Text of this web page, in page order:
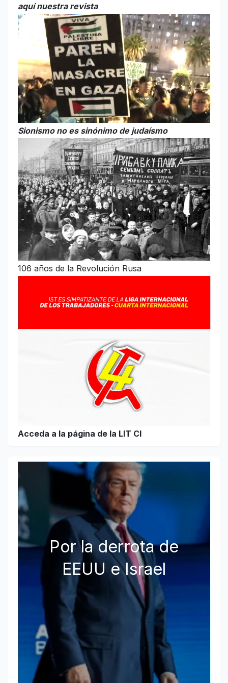
aquí nuestra revista
Sionismo no es sinónimo de judaísmo
106 años de la Revolución Rusa
Acceda a la página de la LIT CI
Por la derrota de
EEUU e Israel